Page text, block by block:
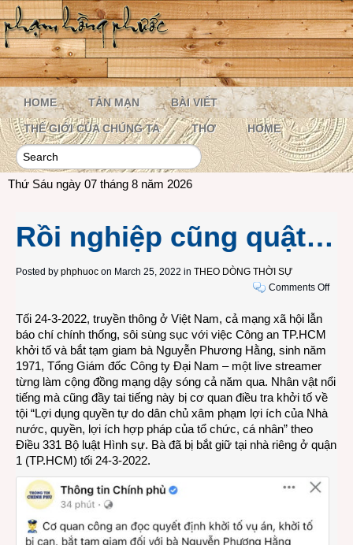
HOME TẢN MẠN BÀI VIẾT
THẾ GIỚI CỦA CHÚNG TA THƠ HOME
Thứ Sáu ngày 07 tháng 8 năm 2026
Rồi nghiệp cũng quật…
Posted by phphuoc on March 25, 2022 in THEO DÒNG THỜI SỰ
Comments Offon
Tối 24-3-2022, truyền thông ở Việt Nam, cả mạng xã hội lẫn
báo chí chính thống, sôi sùng sục với việc Công an TP.HCM
khởi tố và bắt tạm giam bà Nguyễn Phương Hằng, sinh năm
1971, Tổng Giám đốc Công ty Đại Nam – một live streamer
từng làm cộng đồng mạng dậy sóng cả năm qua. Nhân vật nổi
tiếng mà cũng đầy tai tiếng này bị cơ quan điều tra khởi tố về
tội “Lợi dụng quyền tự do dân chủ xâm phạm lợi ích của Nhà
nước, quyền, lợi ích hợp pháp của tổ chức, cá nhân” theo
Điều 331 Bộ luật Hình sự. Bà đã bị bắt giữ tại nhà riêng ở quận
1 (TP.HCM) tối 24-3-2022.